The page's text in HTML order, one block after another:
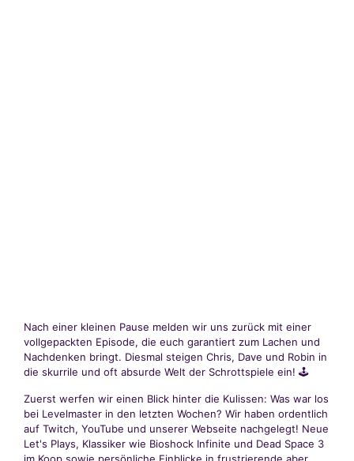
Nach einer kleinen Pause melden wir uns zurück mit einer
vollgepackten Episode, die euch garantiert zum Lachen und
Nachdenken bringt. Diesmal steigen Chris, Dave und Robin in
die skurrile und oft absurde Welt der Schrottspiele ein! 🕹️
Zuerst werfen wir einen Blick hinter die Kulissen: Was war los
bei Levelmaster in den letzten Wochen? Wir haben ordentlich
auf Twitch, YouTube und unserer Webseite nachgelegt! Neue
Let's Plays, Klassiker wie Bioshock Infinite und Dead Space 3